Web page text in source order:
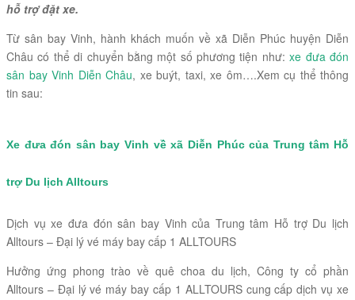
hỗ trợ đặt xe.
Từ sân bay Vinh, hành khách muốn về xã Diễn Phúc huyện Diễn
Châu có thể di chuyển bằng một số phương tiện như:xe đưa đón
sân bay Vinh Diễn Châu, xe buýt, taxi, xe ôm….Xem cụ thể thông
tin sau:
Xe đưa đón sân bay Vinh về xã Diễn Phúc của Trung tâm Hỗ
trợ Du lịch Alltours
Dịch vụ xe đưa đón sân bay Vinh của Trung tâm Hỗ trợ Du lịch
Alltours – Đại lý vé máy bay cấp 1 ALLTOURS
Hưởng ứng phong trào về quê choa du lịch, Công ty cổ phần
Alltours – Đại lý vé máy bay cấp 1 ALLTOURS cung cấp dịch vụ xe